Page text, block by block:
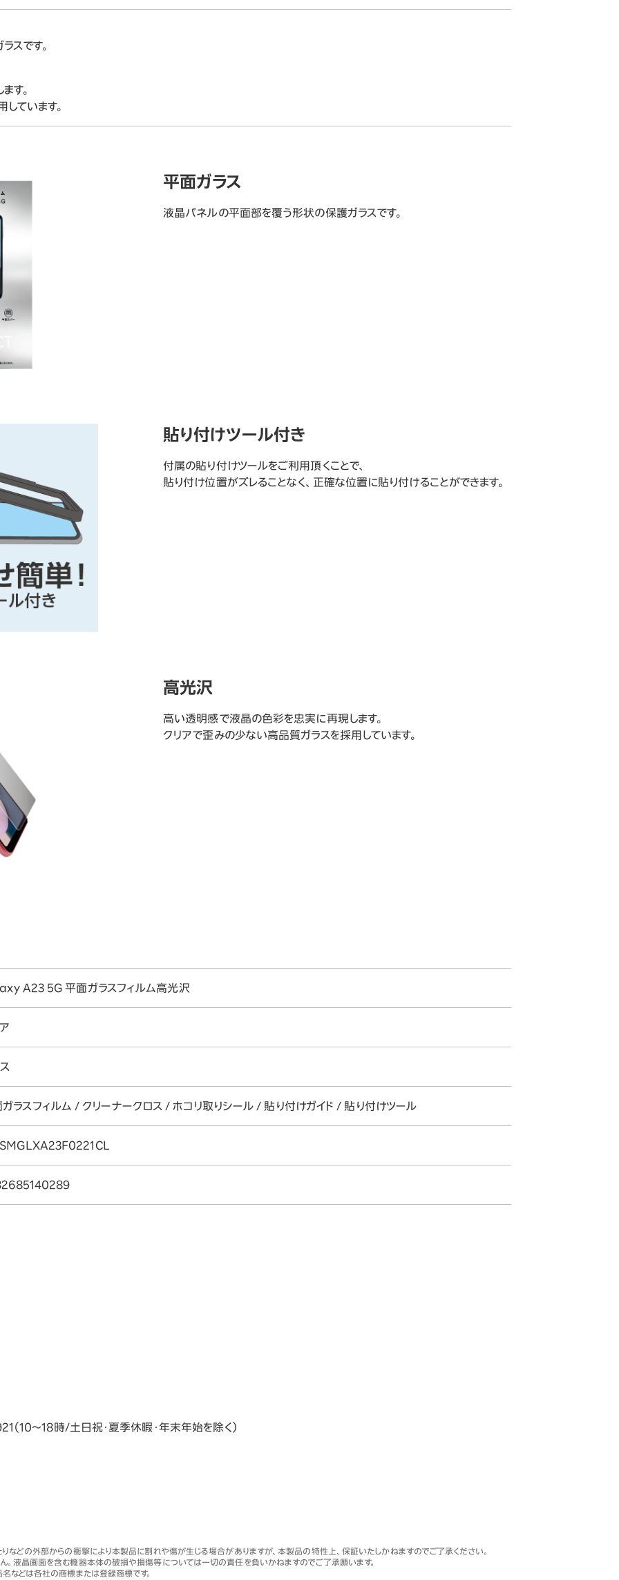
スです。
す。
ています。
平面ガラス
液晶パネルの平面部を覆う形状の保護ガラスです。
貼り付けツール付き
付属の貼り付けツールをご利用頂くことで、
貼り付け位置がズレることなく、正確な位置に貼り付けることができます。
高光沢
高い透明感で液晶の色彩を忠実に再現します。
クリアで歪みの少ない高品質ガラスを採用しています。
A23 5G 平面ガラスフィルム高光沢
ラスフィルム / クリーナークロス / ホコリ取りシール / 貼り付けガイド / 貼り付けツール
（10～18時/土日祝・夏季休暇・年末年始を除く）
などの外部からの衝撃により本製品に割れや傷が生じる場合がありますが、本製品の特性上、保証いたしかねますのでご了承ください。
。液晶画面を含む機器本体の破損や損傷等については一切の責任を負いかねますのでご了承願います。
などは各社の商標または登録商標です。